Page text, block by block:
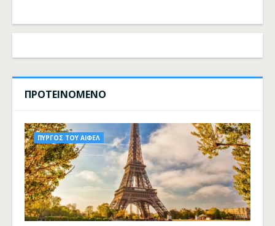
ΠΡΟΤΕΙΝΟΜΕΝΟ
ΠΥΡΓΟΣ ΤΟΥ ΑΙΦΕΛ